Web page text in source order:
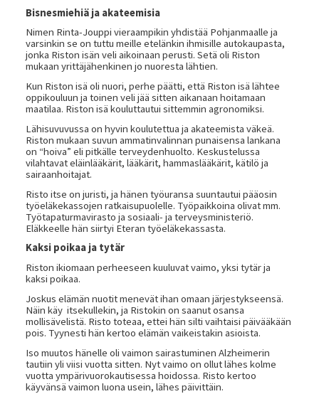
Bisnesmiehiä ja akateemisia
Nimen Rinta-Jouppi vieraampikin yhdistää Pohjanmaalle ja
varsinkin se on tuttu meille etelänkin ihmisille autokaupasta,
jonka Riston isän veli aikoinaan perusti. Setä oli Riston
mukaan yrittäjähenkinen jo nuoresta lähtien.
Kun Riston isä oli nuori, perhe päätti, että Riston isä lähtee
oppikouluun ja toinen veli jää sitten aikanaan hoitamaan
maatilaa. Riston isä kouluttautui sittemmin agronomiksi.
Lähisuvuvussa on hyvin koulutettua ja akateemista väkeä.
Riston mukaan suvun ammatinvalinnan punaisensa lankana
on “hoiva” eli pitkälle terveydenhuolto. Keskustelussa
vilahtavat eläinlääkärit, lääkärit, hammaslääkärit, kätilö ja
sairaanhoitajat.
Risto itse on juristi, ja hänen työuransa suuntautui pääosin
työeläkekassojen ratkaisupuolelle. Työpaikkoina olivat mm.
Työtapaturmavirasto ja sosiaali- ja terveysministeriö.
Eläkkeelle hän siirtyi Eteran työeläkekassasta.
Kaksi poikaa ja tytär
Riston ikiomaan perheeseen kuuluvat vaimo, yksi tytär ja
kaksi poikaa.
Joskus elämän nuotit menevät ihan omaan järjestykseensä.
Näin käy itsekullekin, ja Ristokin on saanut osansa
mollisävelistä. Risto toteaa, ettei hän silti vaihtaisi päivääkään
pois. Tyynesti hän kertoo elämän vaikeistakin asioista.
Iso muutos hänelle oli vaimon sairastuminen Alzheimerin
tautiin yli viisi vuotta sitten. Nyt vaimo on ollut lähes kolme
vuotta ympärivuorokautisessa hoidossa. Risto kertoo
käyvänsä vaimon luona usein, lähes päivittäin.